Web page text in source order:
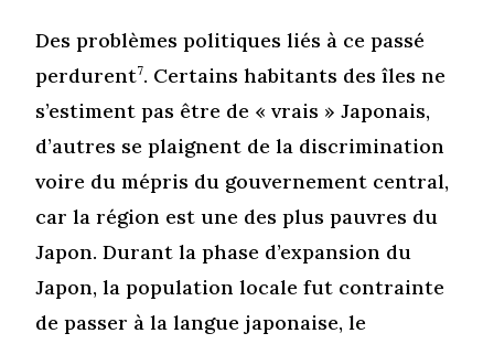
Des problèmes politiques liés à ce passé
perdurent7. Certains habitants des îles ne
s’estiment pas être de « vrais » Japonais,
d’autres se plaignent de la discrimination
voire du mépris du gouvernement central,
car la région est une des plus pauvres du
Japon. Durant la phase d’expansion du
Japon, la population locale fut contrainte
de passer à la langue japonaise, le